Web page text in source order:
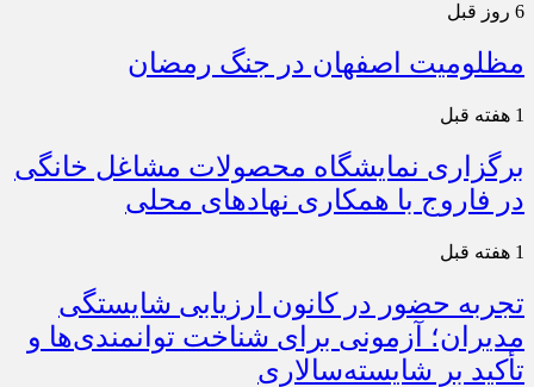
6 روز قبل
مظلومیت اصفهان در جنگ رمضان
1 هفته قبل
برگزاری نمایشگاه محصولات مشاغل خانگی
در فاروج با همکاری نهادهای محلی
1 هفته قبل
تجربه حضور در کانون ارزیابی شایستگی
مدیران؛ آزمونی برای شناخت توانمندی‌ها و
تأکید بر شایسته‌سالاری